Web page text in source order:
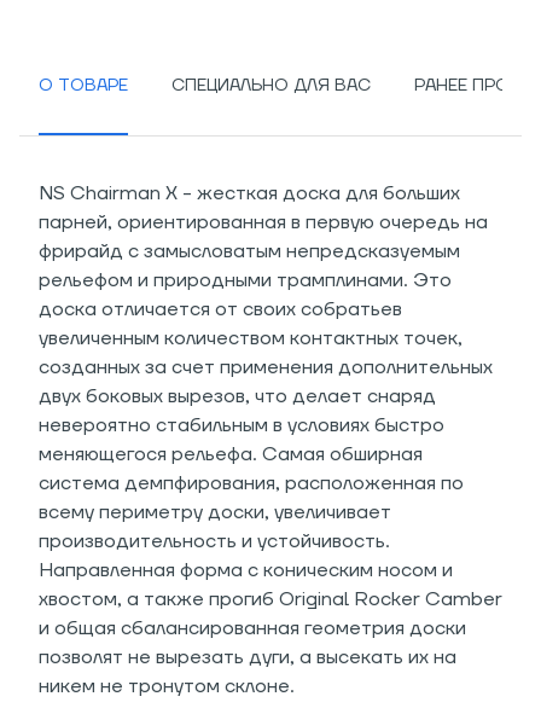
О ТОВАРЕ СПЕЦИАЛЬНО ДЛЯ ВАС РАНЕЕ
NS Chairman X - жесткая доска для больших
парней, ориентированная в первую очередь на
фрирайд с замысловатым непредсказуемым
рельефом и природными трамплинами. Это
доска отличается от своих собратьев
увеличенным количеством контактных точек,
созданных за счет применения дополнительных
двух боковых вырезов, что делает снаряд
невероятно стабильным в условиях быстро
меняющегося рельефа. Самая обширная
система демпфирования, расположенная по
всему периметру доски, увеличивает
производительность и устойчивость.
Направленная форма с коническим носом и
хвостом, а также прогиб Original Rocker Camber
и общая сбалансированная геометрия доски
позволят не вырезать дуги, а высекать их на
никем не тронутом склоне.